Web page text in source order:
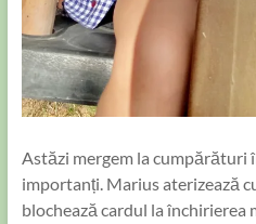
Astăzi mergem la cumpărături
importanți. Marius aterizează
blochează cardul la închirierea